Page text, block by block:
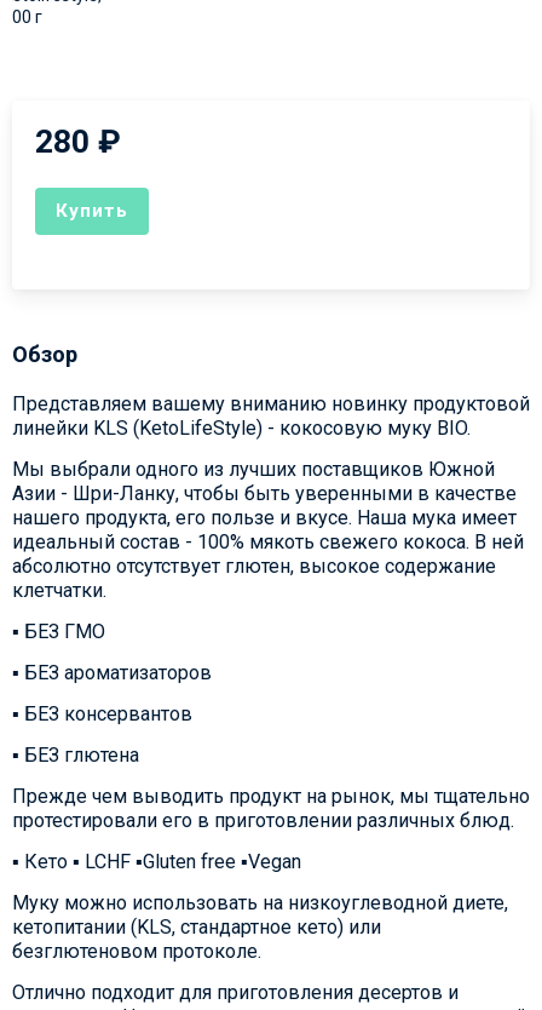
280₽
Купить
Обзор
Представляем вашему вниманию новинку продуктовой
линейки KLS (KetoLifeStyle) - кокосовую муку BIO.
Мы выбрали одного из лучших поставщиков Южной
Азии - Шри-Ланку, чтобы быть уверенными в качестве
нашего продукта, его пользе и вкусе. Наша мука имеет
идеальный состав - 100% мякоть свежего кокоса. В ней
абсолютно отсутствует глютен, высокое содержание
клетчатки.
▪️ БЕЗ ГМО
▪️ БЕЗ ароматизаторов
▪️ БЕЗ консервантов
▪️ БЕЗ глютена
Прежде чем выводить продукт на рынок, мы тщательно
протестировали его в приготовлении различных блюд.
▪️ Кето ▪️ LCHF ▪️Gluten free ▪️Vegan
Муку можно использовать на низкоуглеводной диете,
кетопитании (KLS, стандартное кето) или
безглютеновом протоколе.
Отлично подходит для приготовления десертов и